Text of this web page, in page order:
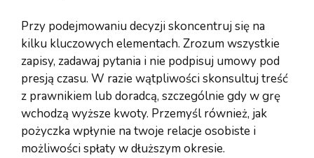
Przy podejmowaniu decyzji skoncentruj się na
kilku kluczowych elementach. Zrozum wszystkie
zapisy, zadawaj pytania i nie podpisuj umowy pod
presją czasu. W razie wątpliwości skonsultuj treść
z prawnikiem lub doradcą, szczególnie gdy w grę
wchodzą wyższe kwoty. Przemyśl również, jak
pożyczka wpłynie na twoje relacje osobiste i
możliwości spłaty w dłuższym okresie.